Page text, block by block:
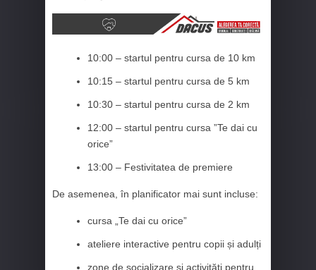
10:00 – startul pentru cursa de 10 km
10:15 – startul pentru cursa de 5 km
10:30 – startul pentru cursa de 2 km
12:00 – startul pentru cursa ”Te dai cu
orice”
13:00 – Festivitatea de premiere
De asemenea, în planificator mai sunt incluse:
cursa „Te dai cu orice”
ateliere interactive pentru copii și adulți
zone de socializare și activități pentru